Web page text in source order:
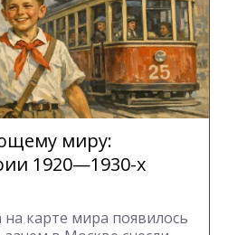
миру:
1920—1930-х
карте мира появилось